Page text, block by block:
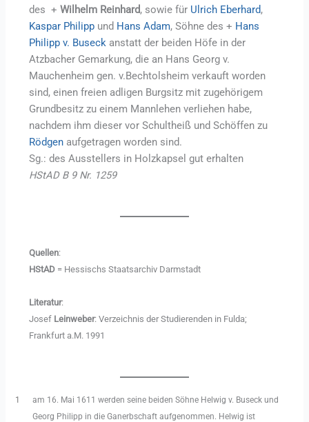
des +Wilhelm Reinhard, sowie für Ulrich Eberhard,
Kaspar Philipp und Hans Adam, Söhne des + Hans
Philipp v. Buseck anstatt der beiden Höfe in der
Atzbacher Gemarkung, die an Hans Georg v.
Mauchenheim gen. v.Bechtolsheim verkauft worden
sind, einen freien adligen Burgsitz mit zugehörigem
Grundbesitz zu einem Mannlehen verliehen habe,
nachdem ihm dieser vor Schultheiß und Schöffen zu
Rödgen aufgetragen worden sind.
Sg.: des Ausstellers in Holzkapsel gut erhalten
HStAD B 9 Nr. 1259
Quellen:
HStAD = Hessischs Staatsarchiv Darmstadt
Literatur:
Josef Leinweber: Verzeichnis der Studierenden in Fulda;
Frankfurt a.M. 1991
1
am 16. Mai 1611 werden seine beiden Söhne Helwig v. Buseck und
Georg Philipp in die Ganerbschaft aufgenommen. Helwig ist